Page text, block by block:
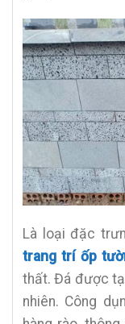
Là loại đặc
trang trí ốp
thất. Đá được
nhiên. Công